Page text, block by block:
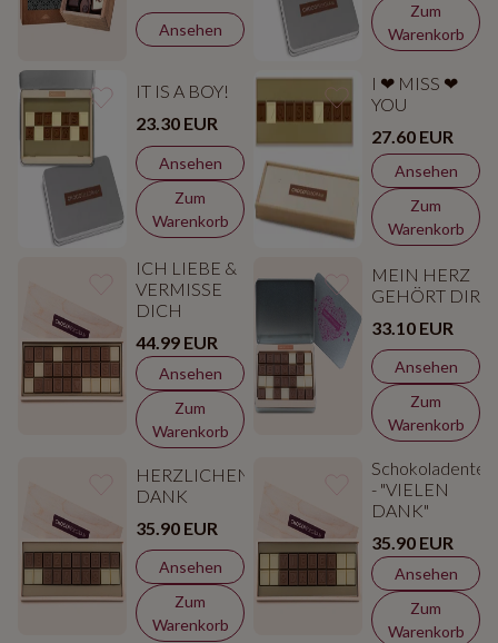
Ansehen
Zum
Warenkorb
IT IS A BOY!
23.30 EUR
Ansehen
Zum
Warenkorb
I ❤ MISS ❤
YOU
27.60 EUR
Ansehen
Zum
Warenkorb
ICH LIEBE &
VERMISSE
DICH
44.99 EUR
Ansehen
Zum
Warenkorb
MEIN HERZ
GEHÖRT DIR
33.10 EUR
Ansehen
Zum
Warenkorb
HERZLICHEN
DANK
35.90 EUR
Ansehen
Zum
Warenkorb
- "VIELEN
DANK"
35.90 EUR
Ansehen
Zum
Warenkorb